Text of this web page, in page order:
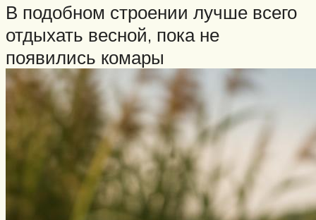
В подобном строении лучше всего
отдыхать весной, пока не
появились комары